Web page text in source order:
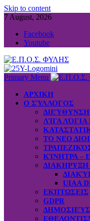
Skip to content
7 August, 2026
Facebook
Youtube
Primary Menu
ΑΡΧΙΚΗ
Ο ΣΎΛΛΟΓΟΣ
ΛΊΓΑ
ΤΟ ΝΕΟ
ΚΊΝΗΤΡΑ –
UIAA
ΕΚΠΤΩΣΕΙΣ
GDPR